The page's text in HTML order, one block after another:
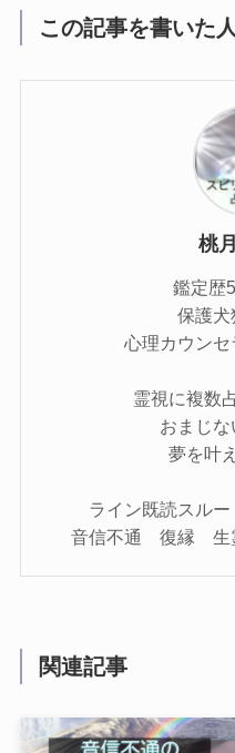
この記事を書いた人
桃
鑑定歴
保護犬
心理カウン
霊視に複数
おまじ
夢を叶
ライン既読スル
音信不通 復縁
関連記事